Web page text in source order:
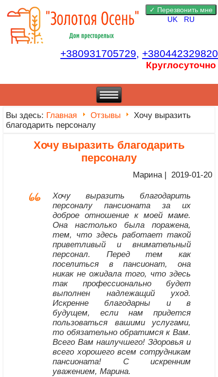
UK RU
+380931705729, +380442329820
Круглосуточно
Вы здесь: Главная Отзывы
Хочу выразить
благодарить персоналу
Хочу выразить благодарить
персоналу
Марина | 2019-01-20
Хочу выразить благодарить
персоналу пансионата за их
доброе отношение к моей маме.
Она настолько была поражена,
тем, что здесь работает такой
приветливый и внимательный
персонал. Перед тем как
поселиться в пансионат, она
никак не ожидала того, что здесь
так профессионально будет
выполнен надлежащий уход.
Искренне благодарны и в
будущем, если нам придется
пользоваться вашими услугами,
то обязательно обратимся к Вам.
Всего Вам наилучшего! Здоровья и
всего хорошего всем сотрудникам
пансионата! С искренним
уважением, Марина.